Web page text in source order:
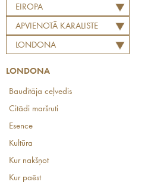
EIROPA
APVIENOTĀ KARALISTE
LONDONA
LONDONA
Baudītāja ceļvedis
Citādi maršruti
Esence
Kultūra
Kur nakšņot
Kur paēst